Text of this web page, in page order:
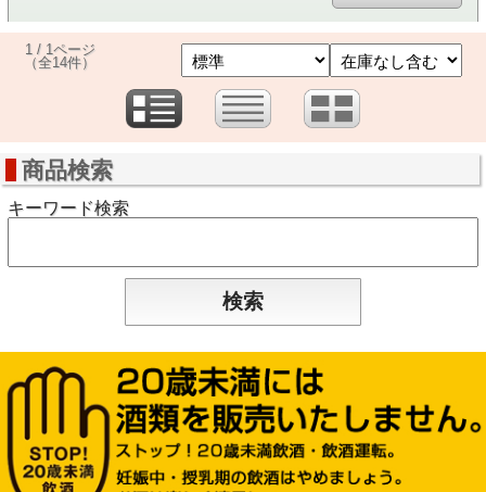
1 / 1ページ
（全14件）
商品検索
キーワード検索